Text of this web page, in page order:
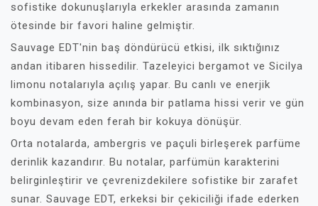
sofistike dokunuşlarıyla erkekler arasında zamanın
ötesinde bir favori haline gelmiştir.
Sauvage EDT'nin baş döndürücü etkisi, ilk sıktığınız
andan itibaren hissedilir. Tazeleyici bergamot ve Sicilya
limonu notalarıyla açılış yapar. Bu canlı ve enerjik
kombinasyon, size anında bir patlama hissi verir ve gün
boyu devam eden ferah bir kokuya dönüşür.
Orta notalarda, ambergris ve paçuli birleşerek parfüme
derinlik kazandırır. Bu notalar, parfümün karakterini
belirginleştirir ve çevrenizdekilere sofistike bir zarafet
sunar. Sauvage EDT, erkeksi bir çekiciliği ifade ederken